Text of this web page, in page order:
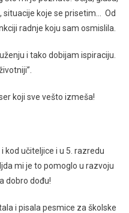
situacije koje se prisetim… Od
radnje koju sam osmislila.
i tako dobijam ispiraciju.
koji sve vešto izmeša!
kod učiteljice i u 5. razredu
mi je to pomoglo u razvoju
dobro dođu!
i pisala pesmice za školske